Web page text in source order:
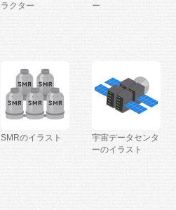
ラクター
ー
SMRのイラスト
宇宙データセンタ
ーのイラスト